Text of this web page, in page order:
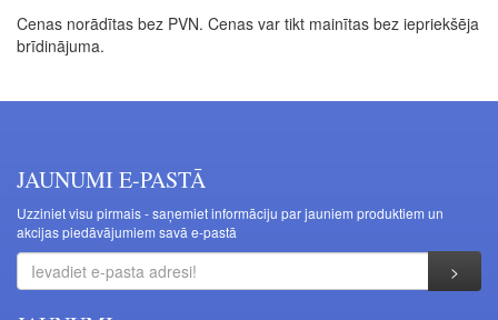
Cenas norādītas bez PVN. Cenas var tikt mainītas bez iepriekšēja
brīdinājuma.
JAUNUMI E-PASTĀ
Uzziniet visu pirmais - saņemiet informāciju par jauniem produktiem un
akcijas piedāvājumiem savā e-pastā